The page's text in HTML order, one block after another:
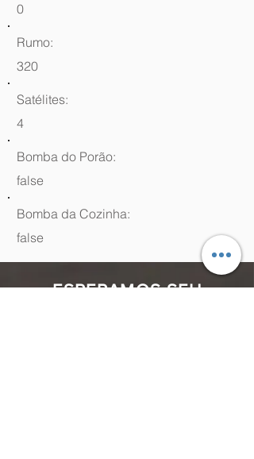
0
Rumo:
320
Satélites:
4
Bomba do Porão:
false
Bomba da Cozinha:
false
ESPERAMOS SEU